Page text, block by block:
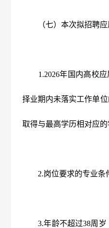
（七）本次拟招聘应
1.2026年国内高校
择业期内未落实工作单
取得与最高学历相对应的
2.岗位要求的专业条
3.年龄不超过38周岁